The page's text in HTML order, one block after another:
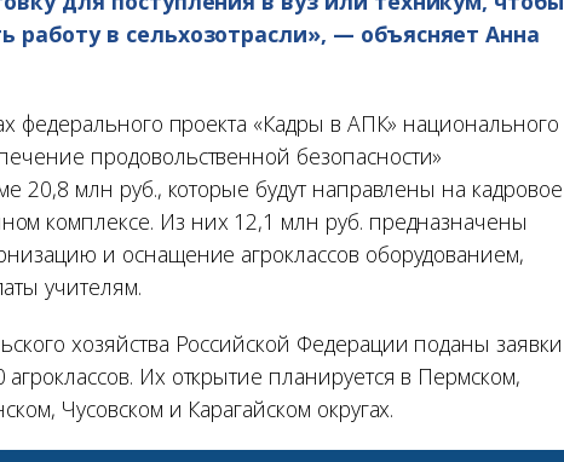
в сельхозотрасли», — объясняет Анна
федерального проекта «Кадры в АПК» национального
продовольственной безопасности»
20,8 млн руб., которые будут направлены на кадровое
комплексе. Из них 12,1 млн руб. предназначены
и оснащение агроклассов оборудованием,
учителям.
хозяйства Российской Федерации поданы заявки
Их открытие планируется в Пермском,
Чусовском и Карагайском округах.